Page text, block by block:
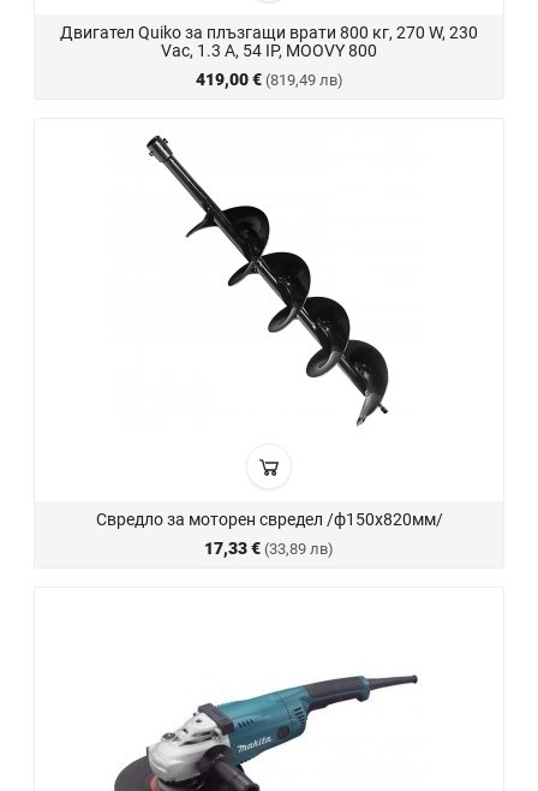
Двигател Quiko за плъзгащи врати 800 кг, 270 W, 230
Vac, 1.3 A, 54 IP, MOOVY 800
419,00 € (819,49 лв)
Свредло за моторен свредел /ф150х820мм/
17,33 € (33,89 лв)